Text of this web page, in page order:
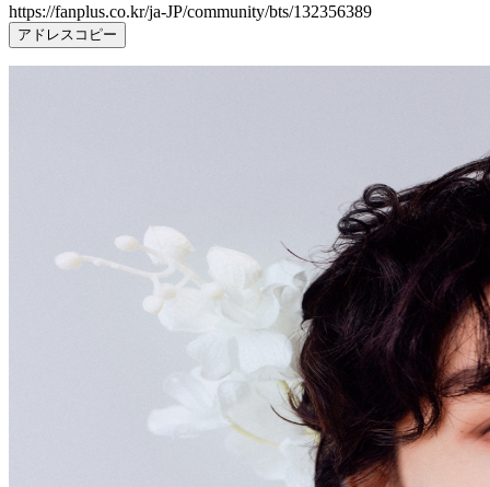
https://fanplus.co.kr/ja-JP/community/bts/132356389
アドレスコピー